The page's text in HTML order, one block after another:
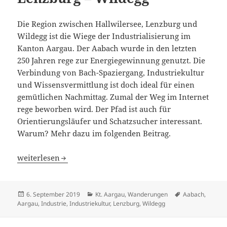
Die Region zwischen Hallwilersee, Lenzburg und
Wildegg ist die Wiege der Industrialisierung im
Kanton Aargau. Der Aabach wurde in den letzten
250 Jahren rege zur Energiegewinnung genutzt. Die
Verbindung von Bach-Spaziergang, Industriekultur
und Wissensvermittlung ist doch ideal für einen
gemütlichen Nachmittag. Zumal der Weg im Internet
rege beworben wird. Der Pfad ist auch für
Orientierungsläufer und Schatzsucher interessant.
Warum? Mehr dazu im folgenden Beitrag.
Industriekultur am Aabach; Lenzburg – Wildegg
weiterlesen
Veröffentlicht
am
6. September 2019 Kategorien
Kt. Aargau,Wanderungen Schlagwörter
Aabach,
Aargau,Industrie,Industriekultur, Lenzburg,Wildegg